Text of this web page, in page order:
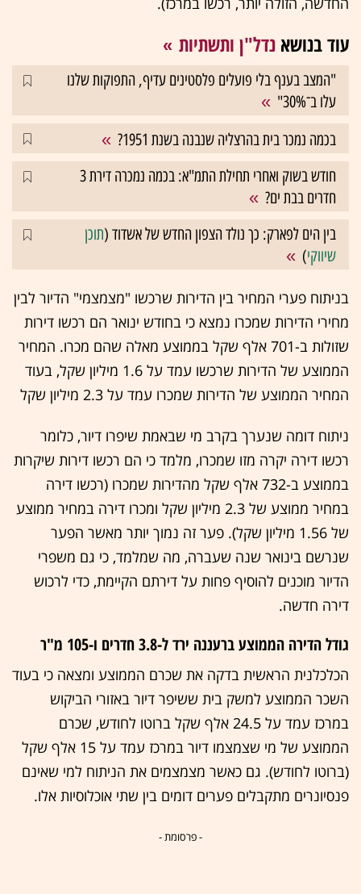
עוד בנושא נדל"ן ותשתיות
"המצב בענף בלי פועלים פלסטינים עדיף, התפוקות שלנו
עלו ב־30%"
בכמה נמכר בית בהרצליה שנבנה בשנת 1951?
חודש בשוק ואחרי תחילת התמ"א: בכמה נמכרה דירת 3
חדרים בבת ים?
בין הים לפארק: כך נולד הצפון החדש של אשדוד (תוכן
שיווקי)
בניתוח פערי המחיר בין הדירות שרכשו "מצמצמי" הדיור לבין
מחירי הדירות שמכרו נמצא כי בחודש ינואר הם רכשו דירות
שזולות ב-701 אלף שקל בממוצע מאלה שהם מכרו. המחיר
הממוצע של הדירות שרכשו עמד על 1.6 מיליון שקל, בעוד
המחיר הממוצע של הדירות שמכרו עמד על 2.3 מיליון שקל
ניתוח דומה שנערך בקרב מי שבאמת שיפרו דיור, כלומר
רכשו דירה יקרה מזו שמכרו, מלמד כי הם רכשו דירות שיקרות
בממוצע ב-732 אלף שקל מהדירות שמכרו (רכשו דירה
במחיר ממוצע של 2.3 מיליון שקל ומכרו דירה במחיר ממוצע
של 1.56 מיליון שקל). פער זה נמוך יותר מאשר הפער
שנרשם בינואר שנה שעברה, מה שמלמד, כי גם משפרי
הדיור מוכנים להוסיף פחות על דירתם הקיימת, כדי לרכוש
דירה חדשה.
גודל הדירה הממוצע ברעננה ירד ל-3.8 חדרים ו-105 מ"ר
הכלכלנית הראשית בדקה את שכרם הממוצע ומצאה כי בעוד
השכר הממוצע למשק בית ששיפר דיור באזורי הביקוש
במרכז עמד על 24.5 אלף שקל ברוטו לחודש, שכרם
הממוצע של מי שצמצמו דיור במרכז עמד על 15 אלף שקל
(ברוטו לחודש). גם כאשר מצמצמים את הניתוח למי שאינם
פנסיונרים מתקבלים פערים דומים בין שתי אוכלוסיות אלו.
- פרסומת -